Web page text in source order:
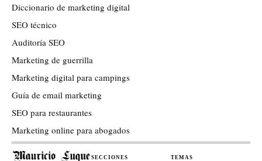
Diccionario de marketing digital
SEO técnico
Auditoría SEO
Marketing de guerrilla
Marketing digital para campings
Guía de email marketing
SEO para restaurantes
Marketing online para abogados
SECCIONES TEMAS